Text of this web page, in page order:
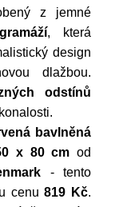
z jemné
, která
design
dlažbou.
odstínů
bavlněná
x 80 cm od
- tento
cenu819 Kč.